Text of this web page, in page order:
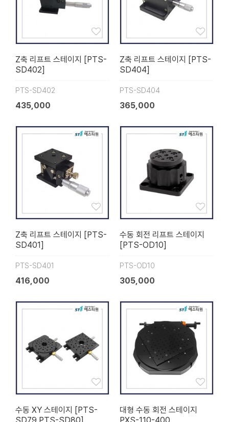
Z축 리프트 스테이지 [PTS-
SD402]
PTS-SD402
435,000
Z축 리프트 스테이지 [PTS-
SD404]
PTS-SD404
365,000
Z축 리프트 스테이지 [PTS-
SD401]
PTS-SD401
416,000
수동 회전 리프트 스테이지
[PTS-OD10]
PTS-OD10
305,000
수동 XY 스테이지 [PTS-
대형 수동 회전 스테이지